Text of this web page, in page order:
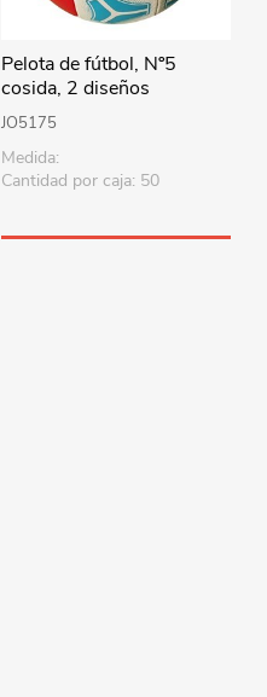
Pelota de fútbol, Nº5
cosida, 2 diseños
JO5175
Medida:
Cantidad por caja: 50